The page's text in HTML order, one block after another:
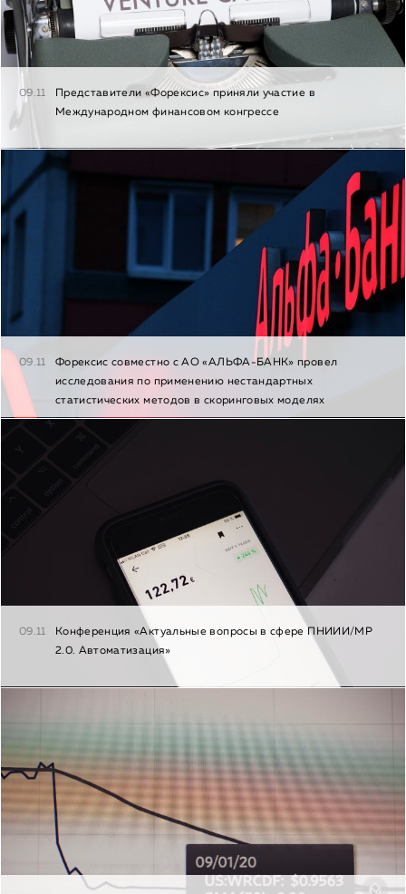
09.11
Представители «Форексис» приняли участие в
Международном финансовом конгрессе
09.11
Форексис совместно с АО «АЛЬФА-БАНК» провел
исследования по применению нестандартных
статистических методов в скоринговых моделях
09.11
Конференция «Актуальные вопросы в сфере ПНИИИ/МР
2.0. Автоматизация»